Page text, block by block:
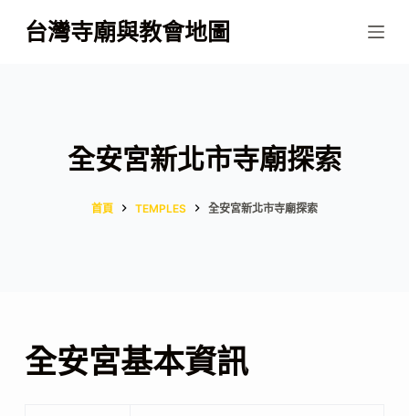
跳
至
台灣寺廟與教會地圖
全安宮新北市寺廟探索
首頁 TEMPLES 全安宮新北市寺廟探索
全安宮基本資訊